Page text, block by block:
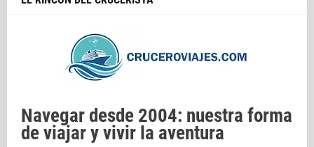
Navegar desde 2004: nuestra forma
de viajar y vivir la aventura